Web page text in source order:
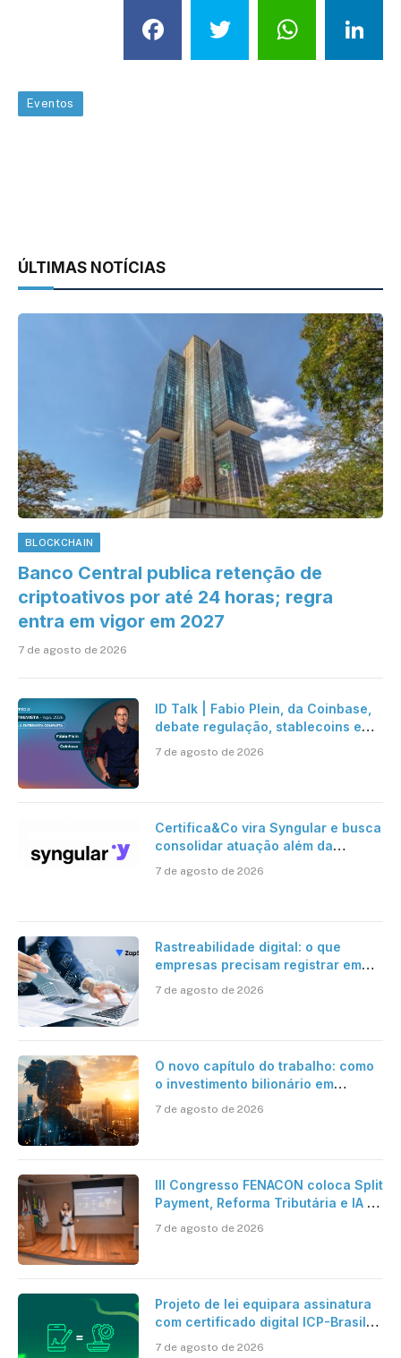
Facebook
Twitter
Eventos
ÚLTIMAS NOTÍCIAS
BLOCKCHAIN
Banco Central publica retenção de
criptoativos por até 24 horas; regra
entra em vigor em 2027
7 de agosto de 2026
ID Talk | Fabio Plein, da Coinbase,
debate regulação, stablecoins e
7 de agosto de 2026
Certifica&Co vira Syngular e busca
consolidar atuação além da
7 de agosto de 2026
Rastreabilidade digital: o que
empresas precisam registrar em
7 de agosto de 2026
O novo capítulo do trabalho: como
o investimento bilionário em
verdadeira era da inteligência
7 de agosto de 2026
III Congresso FENACON coloca Split
Payment, Reforma Tributária e IA no
7 de agosto de 2026
Projeto de lei equipara assinatura
com certificado digital ICP-Brasil
7 de agosto de 2026